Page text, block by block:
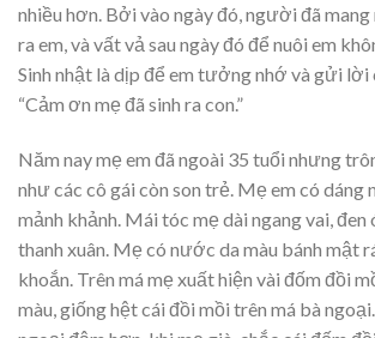
nhiều hơn. Bởi vào ngày đó, người đã mang
ra em, và vất vả sau ngày đó để nuôi em
Sinh nhật là dịp để em tưởng nhớ và gửi lời
“Cảm ơn mẹ đã sinh ra con.”
Năm nay mẹ em đã ngoài 35 tuổi nhưng
như các cô gái còn son trẻ. Mẹ em có dáng
mảnh khảnh. Mái tóc mẹ dài ngang vai, đen
thanh xuân. Mẹ có nước da màu bánh mật
khoắn. Trên má mẹ xuất hiện vài đốm đồi
màu, giống hệt cái đồi mồi trên má bà